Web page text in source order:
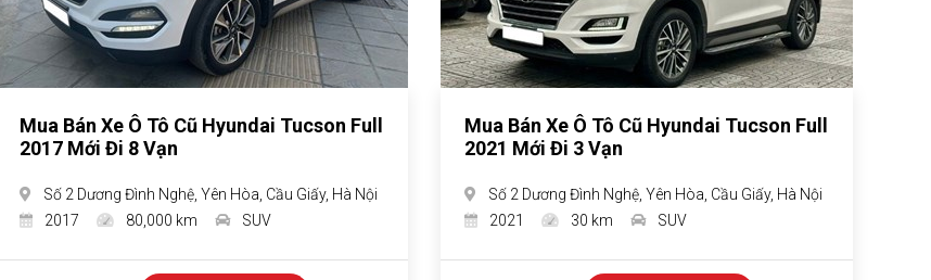
Mua Bán Xe Ô Tô Cũ Hyundai Tucson Full
2017 Mới Đi 8 Vạn
Số 2 Dương Đình Nghệ, Yên Hòa, Cầu Giấy, Hà Nội
2017
80,000 km SUV
Mua Bán Xe Ô Tô Cũ Hyundai Tucson Full
2021 Mới Đi 3 Vạn
Số 2 Dương Đình Nghệ, Yên Hòa, Cầu Giấy, Hà Nội
2021
30 km SUV